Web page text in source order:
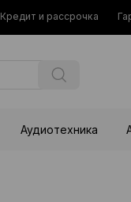
Кредит и рассрочка
Аудиотехника